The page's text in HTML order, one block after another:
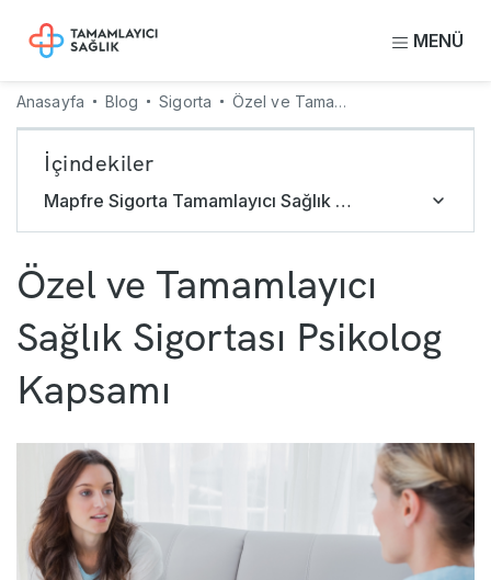
MENÜ
Anasayfa Blog Sigorta Özel ve Tamamlayıcı Sağlık Sigortası Psikolog Kapsamı
İçindekiler
Mapfre Sigorta Tamamlayıcı Sağlık Sigortası Psikolog ve Psikiyatri Kapsamı
Özel ve Tamamlayıcı
Sağlık Sigortası Psikolog
Kapsamı